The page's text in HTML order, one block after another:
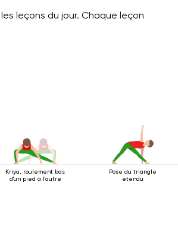
leçons du jour. Chaque leçon
Kriya, roulement bas
d'un pied à l'autre
Pose du triangle
étendu